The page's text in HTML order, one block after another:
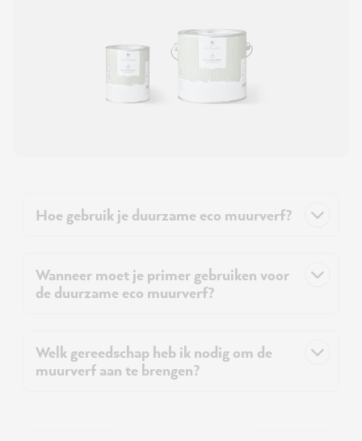
Hoe gebruik je duurzame eco muurverf?
Wanneer moet je primer gebruiken voor
de duurzame eco muurverf?
Welk gereedschap heb ik nodig om de
muurverf aan te brengen?